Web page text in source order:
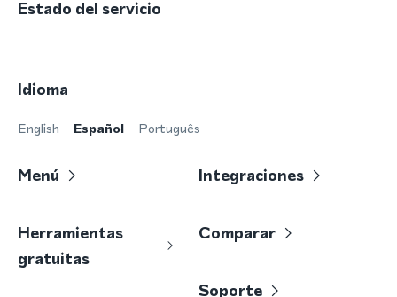
Estado del servicio
Idioma
English Español Português
Menú Integraciones
Herramientas
gratuitas
Comparar
Soporte